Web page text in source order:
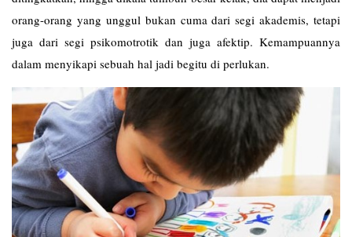
orang-orang yang unggul bukan cuma dari segi akademis, tetapi
juga dari segi psikomotrotik dan juga afektip. Kemampuannya
dalam menyikapi sebuah hal jadi begitu di perlukan.